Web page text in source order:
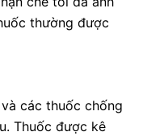
thường được
các thuốc chống
Thuốc được kê